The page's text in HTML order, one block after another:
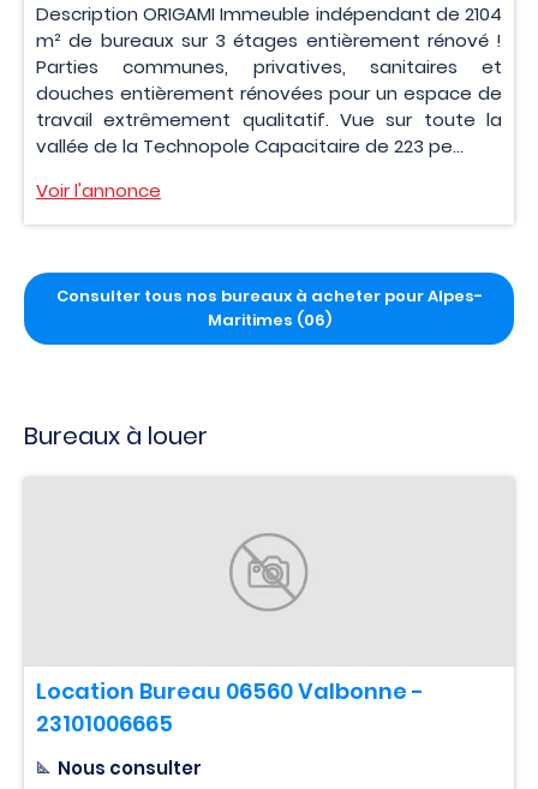
Description ORIGAMI Immeuble indépendant de 2104
m² de bureaux sur 3 étages entièrement rénové !
Parties communes, privatives, sanitaires et
douches entièrement rénovées pour un espace de
travail extrêmement qualitatif. Vue sur toute la
vallée de la Technopole Capacitaire de 223 pe...
Voir l'annonce
Consulter tous nos bureaux à acheter pour Alpes-
Maritimes (06)
Bureaux à louer
Location Bureau 06560 Valbonne -
23101006665
Nous consulter